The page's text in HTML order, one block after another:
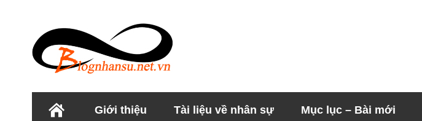
Giới thiệu Tài liệu về nhân sự Mục lục – Bài mới